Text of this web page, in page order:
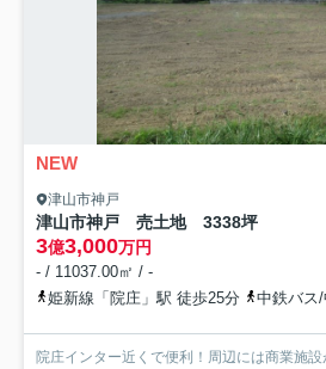
NEW
津山市神戸
津山市神戸 売土地 3338坪
3億3,000万円
- / 11037.00㎡ / -
姫新線「院庄」駅 徒歩25分
中鉄バス/中鉄
院庄インター近くで便利！周辺には商業施